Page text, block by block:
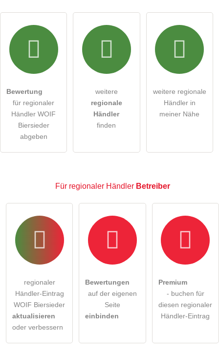
Hiermit akzeptiere ich die .
Die Datenschutzerklärunghabe ich zur Kenntnis genommen.
Hinweis: Bitte beachten Sie, öffentliche Fragen sind
alle Besucher sichtbar
Klicken Sie hier um eine
Bewertung
für regionaler
Händler WOIF
Biersieder
abgeben
weitere
regionale
Händler
finden
weitere regionale
Händler in
meiner Nähe
Für regionaler Händler Betreiber
regionaler
Händler-Eintrag
WOIF Biersieder
aktualisieren
oder verbessern
Bewertungen
auf der eigenen
Seite
einbinden
Premium
- buchen für
diesen regionaler
Händler-Eintrag